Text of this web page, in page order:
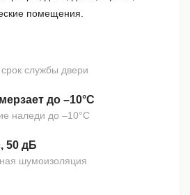
помещения.
службы двери
до –10°С
наледи до –10°С
50 дБ
шумоизоляция